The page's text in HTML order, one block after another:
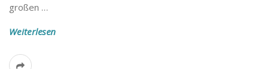
großen …
Weiterlesen